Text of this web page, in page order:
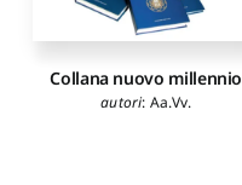
Collana nuovo millennio
autori: Aa.Vv.